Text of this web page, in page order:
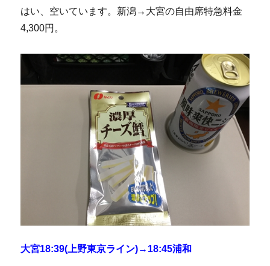
はい、空いています。新潟→大宮の自由席特急料金
4,300円。
大宮18:39(上野東京ライン)→18:45浦和